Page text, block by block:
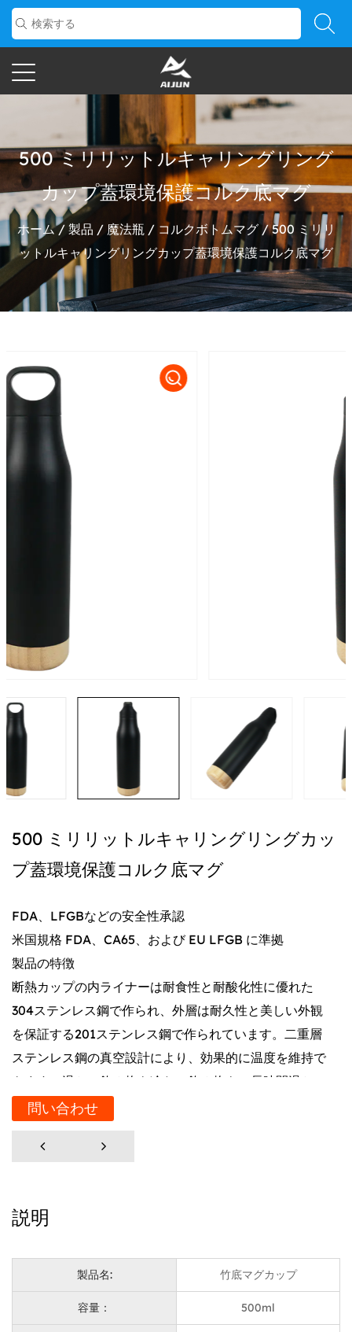
500 ミリリットルキャリングリング
カップ蓋環境保護コルク底マグ
ホーム/ 製品 / 魔法瓶/ コルクボトムマグ/500 ミリリ
ットルキャリングリングカップ蓋環境保護コルク底マグ
500 ミリリットルキャリングリングカッ
プ蓋環境保護コルク底マグ
FDA、LFGBなどの安全性承認
米国規格 FDA、CA65、および EU LFGB に準拠
製品の特徴
断熱カップの内ライナーは耐食性と耐酸化性に優れた
304ステンレス鋼で作られ、外層は耐久性と美しい外観
を保証する201ステンレス鋼で作られています。二重層
ステンレス鋼の真空設計により、効果的に温度を維持で
きます。温かい飲み物も冷たい飲み物も、長時間温かい
まま、冷たいまま保ちます。
有利なセールスポイント
この断熱マグカップのデザインには、持ち運びに便利な
に持ち運ぶことができます。天然の竹ベースとステンレ
く、断熱カップの外観は異なりますが、環境に配慮した
消費者に最適です。底部の竹素材により摩擦が増加し、
断熱カップがより安定し、置いたときに滑りにくくな
問い合わせ
説明
製品名: 竹底マグカップ
容量： 500ml